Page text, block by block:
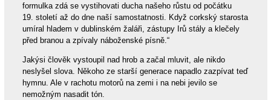
formulka zdá se vystihovati ducha našeho růstu od počátku
19. století až do dne naší samostatnosti. Když corkský starosta
umíral hladem v dublinském žaláři, zástupy Irů stály a klečely
před branou a zpívaly náboženské písně.“
Jakýsi člověk vystoupil nad hrob a začal mluvit, ale nikdo
neslyšel slova. Někoho ze starší generace napadlo zazpívat teď
hymnu. Ale v rachotu motorů na zemi i na nebi jevilo se
nemožným nasadit tón.